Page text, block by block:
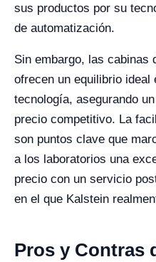
sus productos por su
de automatización.
Sin embargo, las cabinas
ofrecen un equilibrio ideal
tecnología, asegurando
precio competitivo. La
son puntos clave que
a los laboratorios una
precio con un servicio
en el que Kalstein
Pros y Contras